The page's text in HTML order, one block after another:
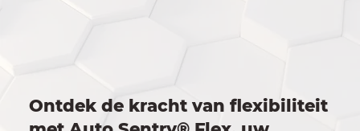
Ontdek de kracht van flexibiliteit